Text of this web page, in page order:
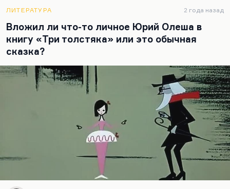
цитата из Марины Цветаевой, из письма Борису…
ЛИТЕРАТУРА 2 года назад
Вложил ли что-то личное Юрий Олеша в
книгу «Три толстяка» или это обычная
сказка?